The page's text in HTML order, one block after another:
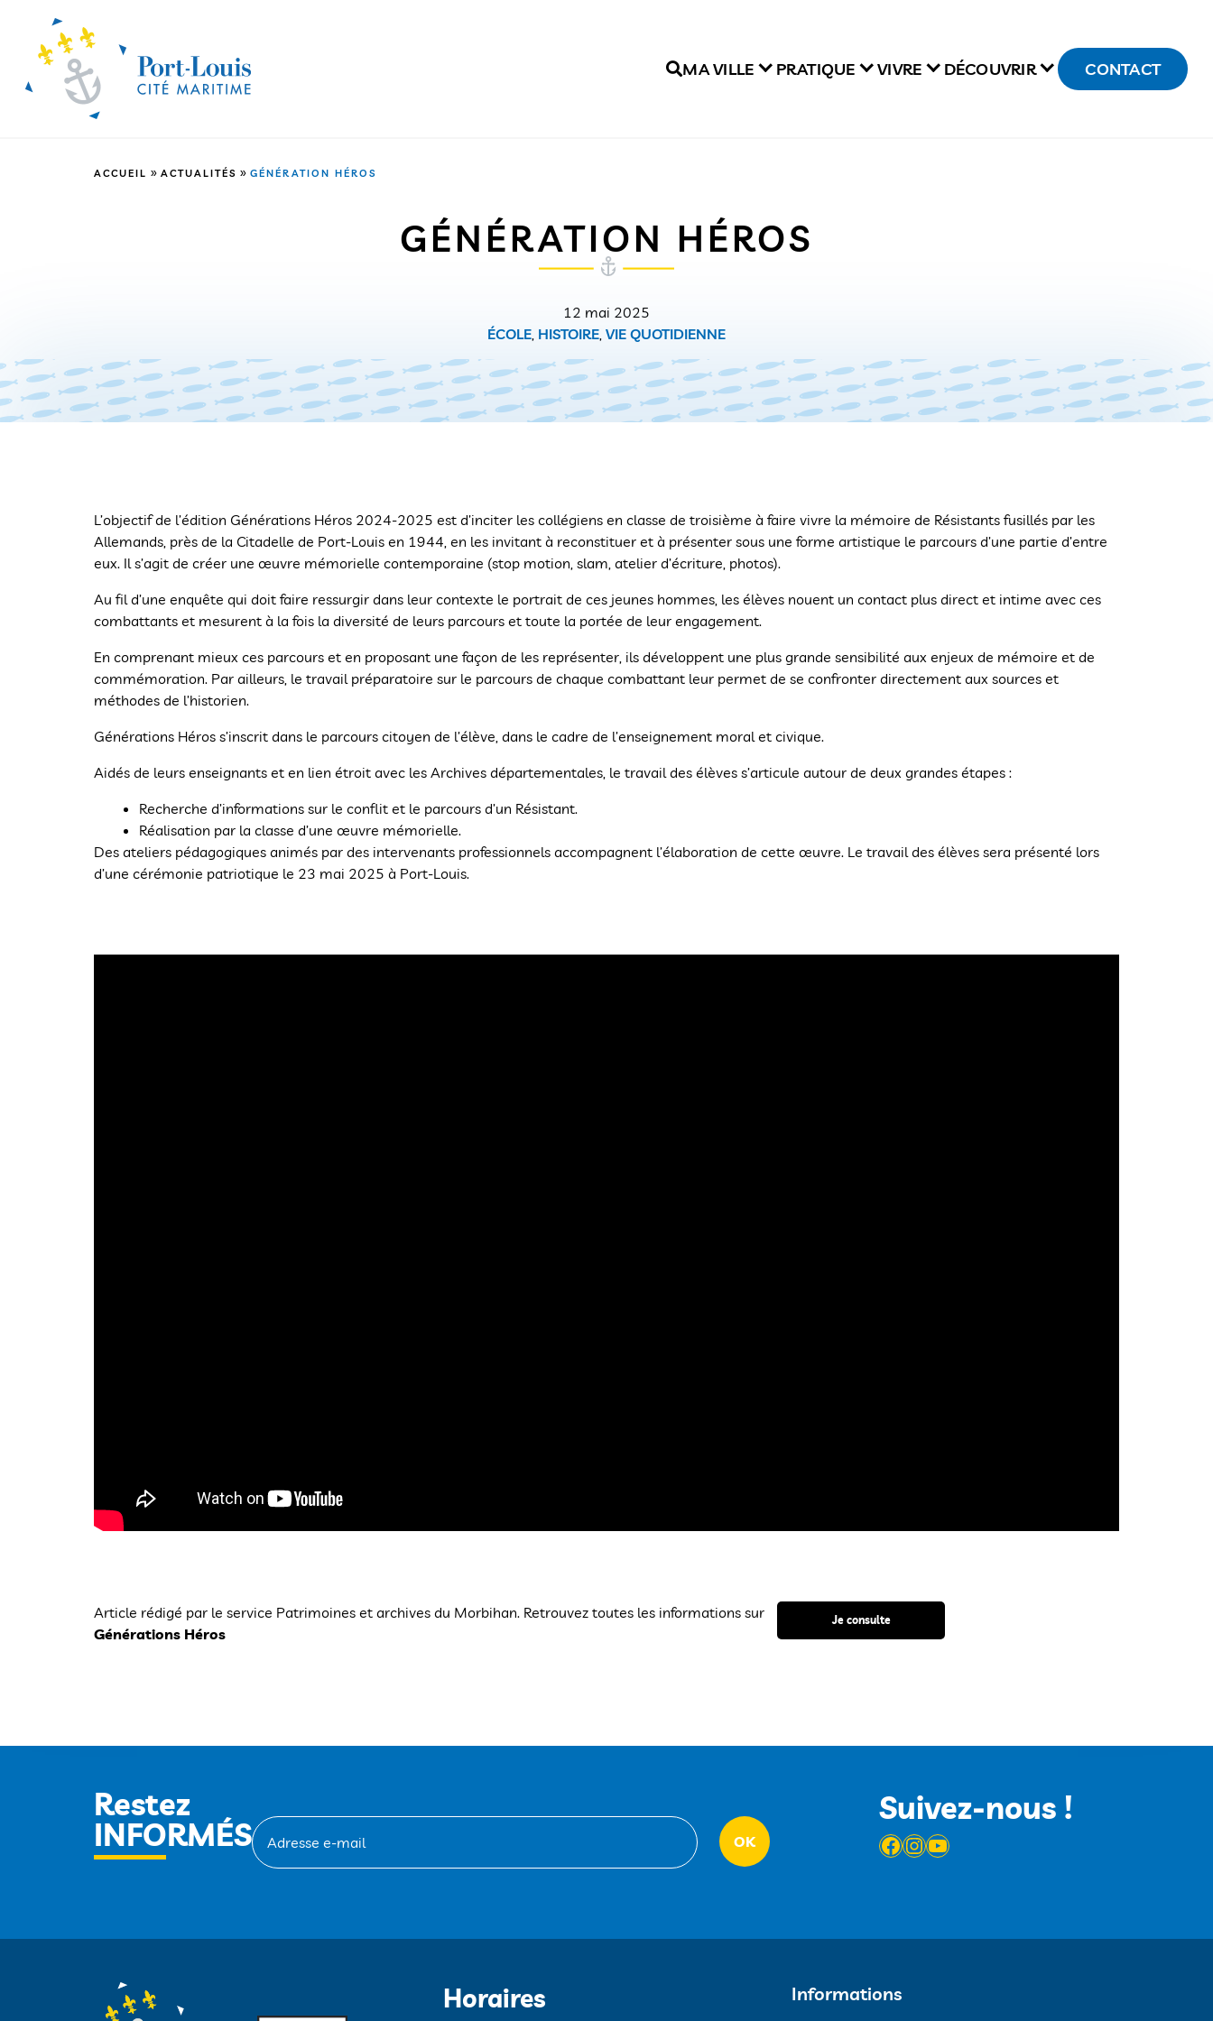
MA VILLE PRATIQUE VIVRE DÉCOUVRIR CONTACT
ACCUEIL » ACTUALITÉS » GÉNÉRATION HÉROS
GÉNÉRATION HÉROS
12 mai 2025
ÉCOLE, HISTOIRE, VIE QUOTIDIENNE
L’objectif de l’édition Générations Héros 2024-2025 est d’inciter les collégiens en classe de troisième à faire vivre la mémoire de Résistants fusillés par les
Allemands, près de la Citadelle de Port-Louis en 1944, en les invitant à reconstituer et à présenter sous une forme artistique le parcours d’une partie d’entre
eux. Il s’agit de créer une œuvre mémorielle contemporaine (stop motion, slam, atelier d’écriture, photos).
Au fil d’une enquête qui doit faire ressurgir dans leur contexte le portrait de ces jeunes hommes, les élèves nouent un contact plus direct et intime avec ces
combattants et mesurent à la fois la diversité de leurs parcours et toute la portée de leur engagement.
En comprenant mieux ces parcours et en proposant une façon de les représenter, ils développent une plus grande sensibilité aux enjeux de mémoire et de
commémoration. Par ailleurs, le travail préparatoire sur le parcours de chaque combattant leur permet de se confronter directement aux sources et
méthodes de l’historien.
Générations Héros s’inscrit dans le parcours citoyen de l’élève, dans le cadre de l’enseignement moral et civique.
Aidés de leurs enseignants et en lien étroit avec les Archives départementales, le travail des élèves s’articule autour de deux grandes étapes :
Recherche d’informations sur le conflit et le parcours d’un Résistant.
Réalisation par la classe d’une œuvre mémorielle.
Des ateliers pédagogiques animés par des intervenants professionnels accompagnent l’élaboration de cette œuvre. Le travail des élèves sera présenté lors
d’une cérémonie patriotique le 23 mai 2025 à Port-Louis.
Article rédigé par le service Patrimoines et archives du Morbihan. Retrouvez toutes les informations sur
Générations Héros
Je consulte
Restez
INFORMÉS
Suivez-nous !
Facebook
Instagram
YouTube
Horaires Informations